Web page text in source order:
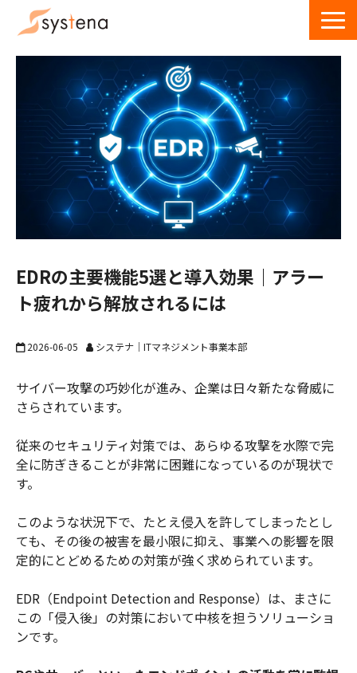
サービス一覧
導入事例
ウェビナー
お役立ち資料・記事
お問い合わせ
EDRの主要機能5選と導入効果｜アラー
ト疲れから解放されるには
2026-06-05 システナ｜ITマネジメント事業本部
サイバー攻撃の巧妙化が進み、企業は日々新たな脅威に
さらされています。
従来のセキュリティ対策では、あらゆる攻撃を水際で完
全に防ぎきることが非常に困難になっているのが現状で
す。
このような状況下で、たとえ侵入を許してしまったとし
ても、その後の被害を最小限に抑え、事業への影響を限
定的にとどめるための対策が強く求められています。
EDR（Endpoint Detection and Response）は、まさに
この「侵入後」の対策において中核を担うソリューショ
ンです。